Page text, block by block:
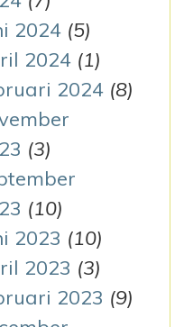
2024 (5)
2024 (1)
2024 (8)
(3)
(10)
2023 (10)
2023 (3)
2023 (9)